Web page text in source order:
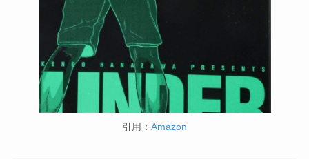
引用： Amazon